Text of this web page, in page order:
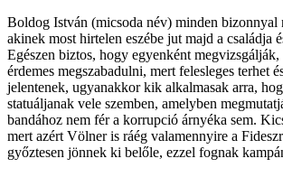
Boldog István (micsoda név) minden bizonnyal
akinek most hirtelen eszébe jut majd a családja
Egészen biztos, hogy egyenként
érdemes megszabadulni, mert felesleges terhet
jelentenek, ugyanakkor kik alkalmasak arra,
statuáljanak vele szemben, amelyben
bandához nem fér a korrupció árnyéka sem.
mert azért Völner is ráég valamennyire a
győztesen jönnek ki belőle, ezzel fognak